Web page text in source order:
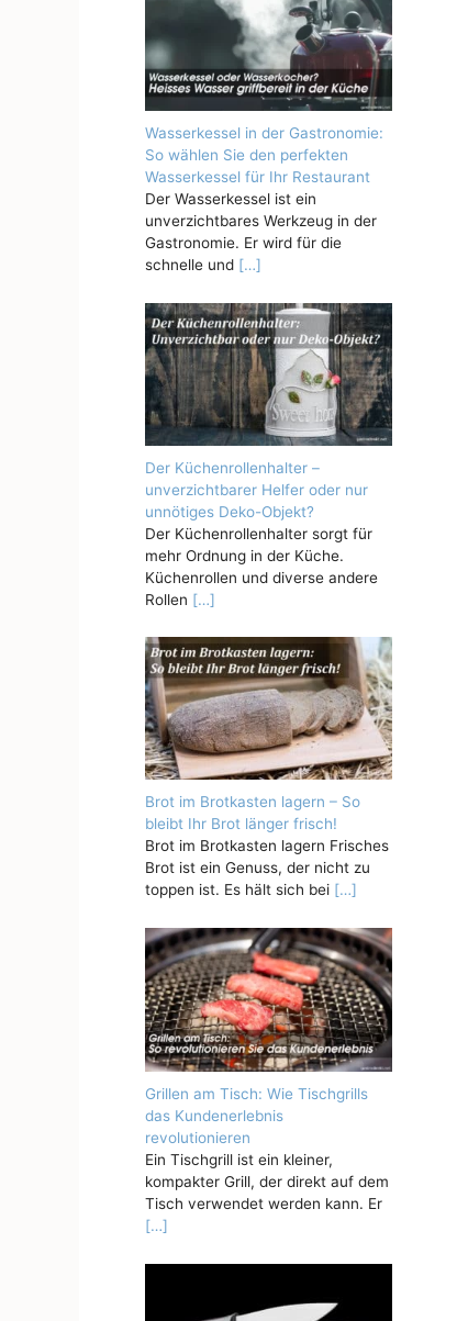
Wasserkessel in der Gastronomie:
So wählen Sie den perfekten
Wasserkessel für Ihr Restaurant
Der Wasserkessel ist ein
unverzichtbares Werkzeug in der
Gastronomie. Er wird für die
schnelle und […]
Der Küchenrollenhalter –
unverzichtbarer Helfer oder nur
unnötiges Deko-Objekt?
Der Küchenrollenhalter sorgt für
mehr Ordnung in der Küche.
Küchenrollen und diverse andere
Rollen […]
Brot im Brotkasten lagern – So
bleibt Ihr Brot länger frisch!
Brot im Brotkasten lagern Frisches
Brot ist ein Genuss, der nicht zu
toppen ist. Es hält sich bei […]
Grillen am Tisch: Wie Tischgrills
das Kundenerlebnis
revolutionieren
Ein Tischgrill ist ein kleiner,
kompakter Grill, der direkt auf dem
Tisch verwendet werden kann. Er
[…]